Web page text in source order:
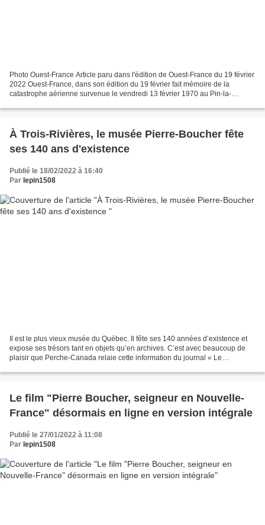
Photo Ouest-France Article paru dans l'édition de Ouest-France du 19 février
2022 Ouest-France, dans son édition du 19 février fait mémoire de la
catastrophe aérienne survenue le vendredi 13 février 1970 au Pin-la-
À Trois-Rivières, le musée Pierre-Boucher fête
ses 140 ans d'existence
Publié le 18/02/2022 à 16:40
Par lepin1508
Il est le plus vieux musée du Québec. Il fête ses 140 années d’existence et
expose ses trésors tant en objets qu’en archives. C’est avec beaucoup de
plaisir que Perche-Canada relaie cette information du journal « Le
Le film "Pierre Boucher, seigneur en Nouvelle-
France" désormais en ligne en version intégrale
Publié le 27/01/2022 à 11:08
Par lepin1508